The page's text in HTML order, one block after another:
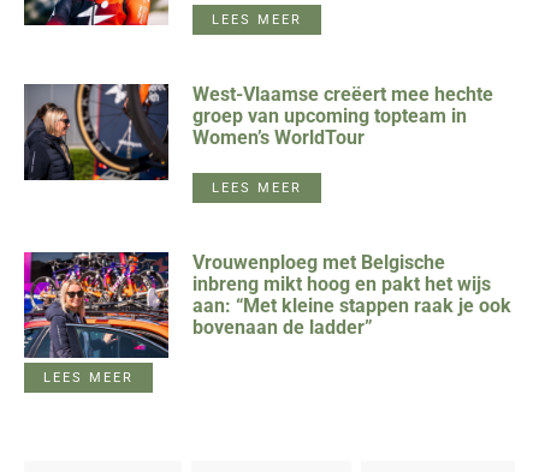
LEES MEER
West-Vlaamse creëert mee hechte
groep van upcoming topteam in
Women’s WorldTour
LEES MEER
Vrouwenploeg met Belgische
inbreng mikt hoog en pakt het wijs
aan: “Met kleine stappen raak je ook
bovenaan de ladder”
LEES MEER